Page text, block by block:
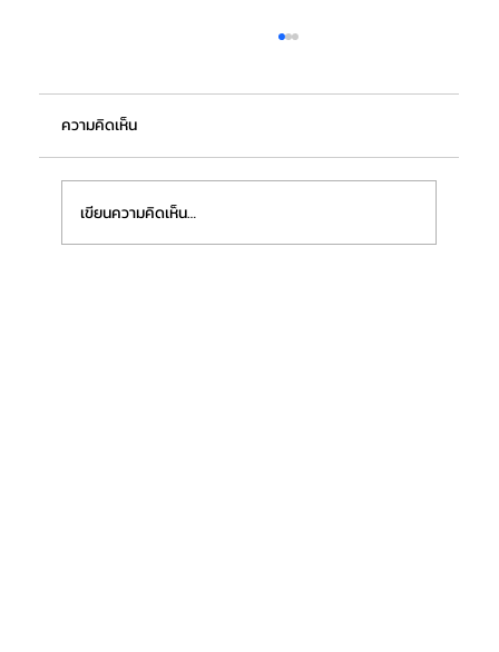
ความคิดเห็น
เขียนความคิดเห็น…